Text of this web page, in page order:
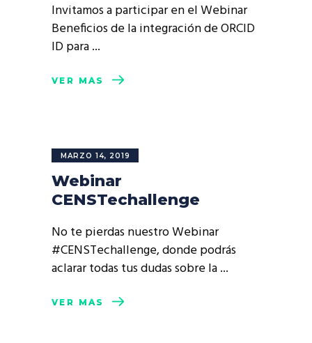
Invitamos a participar en el Webinar
Beneficios de la integración de ORCID
ID para
VER MÁS
MARZO 14, 2019
Webinar
CENSTechallenge
No te pierdas nuestro Webinar
#CENSTechallenge, donde podrás
aclarar todas tus dudas sobre la
VER MÁS